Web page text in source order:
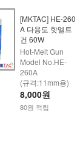
[MKTAC] HE-260
A 다용도 핫멜트
건 60W
Hot-Melt Gun
Model No.HE-
260A
(규격:11mm용)
8,000원
80원 적립